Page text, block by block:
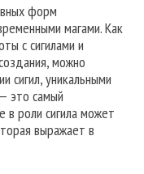
форм
магами. Как
с сигилами и
можно
сигил, уникальными
это самый
в роли сигила может
выражает в